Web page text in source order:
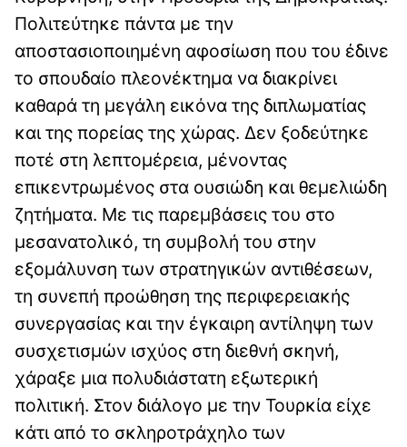
Πολιτεύτηκε πάντα με την
αποστασιοποιημένη αφοσίωση που του έδινε
το σπουδαίο πλεονέκτημα να διακρίνει
καθαρά τη μεγάλη εικόνα της διπλωματίας
και της πορείας της χώρας. Δεν ξοδεύτηκε
ποτέ στη λεπτομέρεια, μένοντας
επικεντρωμένος στα ουσιώδη και θεμελιώδη
ζητήματα. Με τις παρεμβάσεις του στο
μεσανατολικό, τη συμβολή του στην
εξομάλυνση των στρατηγικών αντιθέσεων,
τη συνεπή προώθηση της περιφερειακής
συνεργασίας και την έγκαιρη αντίληψη των
συσχετισμών ισχύος στη διεθνή σκηνή,
χάραξε μια πολυδιάστατη εξωτερική
πολιτική. Στον διάλογο με την Τουρκία είχε
κάτι από το σκληροτράχηλο των